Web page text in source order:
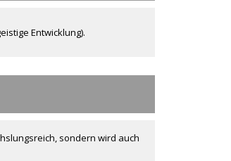
Entwicklung).
sondern wird auch